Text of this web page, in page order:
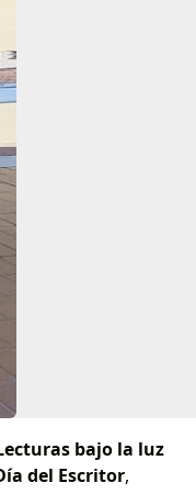
bajo la luz
del Escritor,